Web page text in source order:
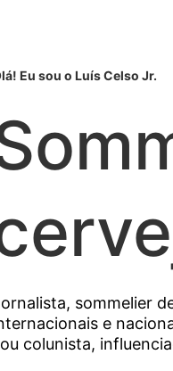
Eu sou o Luís Celso Jr.
sommelier
e
colunista,